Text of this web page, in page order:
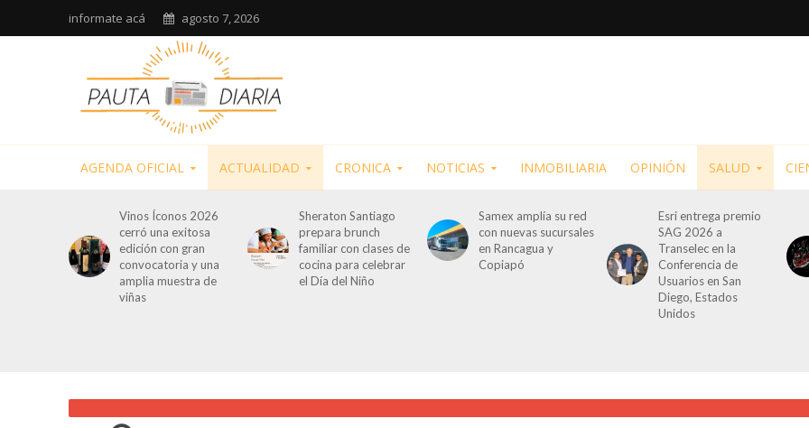
informate acá agosto 7, 2026
AGENDA OFICIAL ACTUALIDAD CRONICA NOTICIAS INMOBILIARIA OPINIÓN SALUD
Vinos Íconos 2026
cerró una exitosa
edición con gran
convocatoria y una
amplia muestra de
viñas
Sheraton Santiago
prepara brunch
familiar con clases de
cocina para celebrar
el Día del Niño
Samex amplía su red
con nuevas sucursales
en Rancagua y
Copiapó
Esri entrega premio
SAG 2026 a
Transelec en la
Conferencia de
Usuarios en San
Diego, Estados
Unidos